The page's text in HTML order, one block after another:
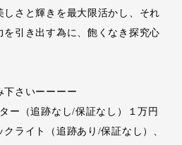
さと輝きを最大限活かし、それ
を引き出す為に、飽くなき探究心
下さいーーーー
ー（追跡なし/保証なし）１万円
ライト（追跡あり/保証なし）、